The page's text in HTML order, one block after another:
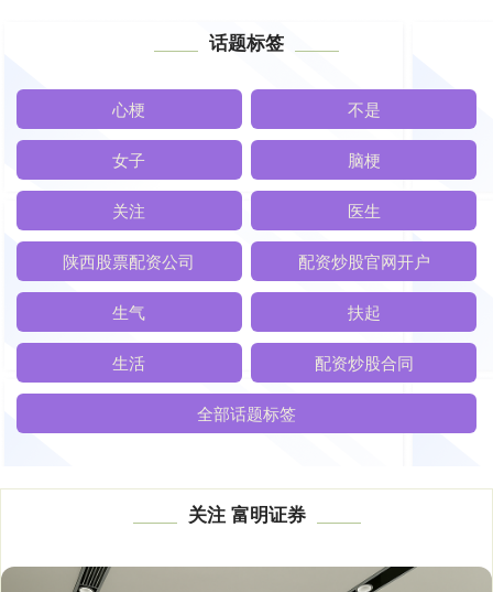
话题标签
心梗 不是
女子 脑梗
关注 医生
陕西股票配资公司 配资炒股官网开户
生气 扶起
生活 配资炒股合同
全部话题标签
关注 富明证券